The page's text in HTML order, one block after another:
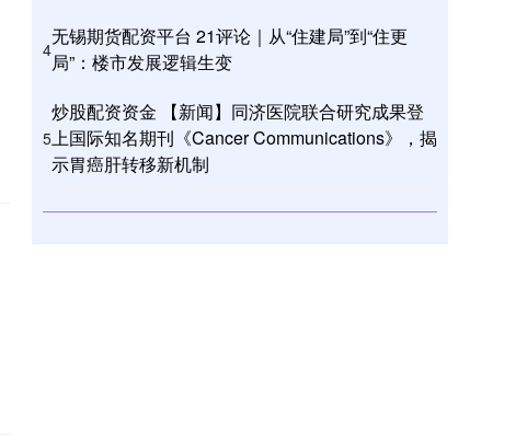
4
无锡期货配资平台 21评论｜从“住建局”到“住更
局”：楼市发展逻辑生变
5
炒股配资资金 【新闻】同济医院联合研究成果登
上国际知名期刊《Cancer Communications》，揭
示胃癌肝转移新机制